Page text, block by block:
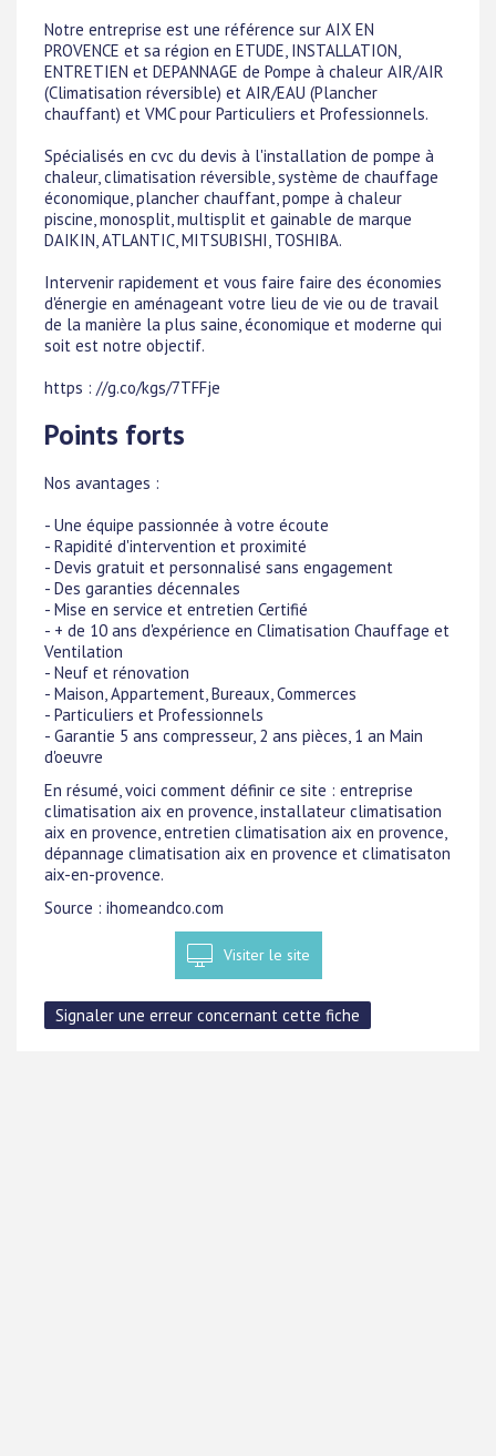
Notre entreprise est une référence sur AIX EN
PROVENCE et sa région en ETUDE, INSTALLATION,
ENTRETIEN et DEPANNAGE de Pompe à chaleur AIR/AIR
(Climatisation réversible) et AIR/EAU (Plancher
chauffant) et VMC pour Particuliers et Professionnels.
Spécialisés en cvc du devis à l'installation de pompe à
chaleur, climatisation réversible, système de chauffage
économique, plancher chauffant, pompe à chaleur
piscine, monosplit, multisplit et gainable de marque
DAIKIN, ATLANTIC, MITSUBISHI, TOSHIBA.
Intervenir rapidement et vous faire faire des économies
d'énergie en aménageant votre lieu de vie ou de travail
de la manière la plus saine, économique et moderne qui
soit est notre objectif.
https : //g.co/kgs/7TFFje
Points forts
Nos avantages :
- Une équipe passionnée à votre écoute
- Rapidité d'intervention et proximité
- Devis gratuit et personnalisé sans engagement
- Des garanties décennales
- Mise en service et entretien Certifié
- + de 10 ans d'expérience en Climatisation Chauffage et
Ventilation
- Neuf et rénovation
- Maison, Appartement, Bureaux, Commerces
- Particuliers et Professionnels
- Garantie 5 ans compresseur, 2 ans pièces, 1 an Main
d'oeuvre
En résumé, voici comment définir ce site : entreprise
climatisation aix en provence, installateur climatisation
aix en provence, entretien climatisation aix en provence,
dépannage climatisation aix en provence et climatisaton
aix-en-provence.
Source : ihomeandco.com
Visiter le site